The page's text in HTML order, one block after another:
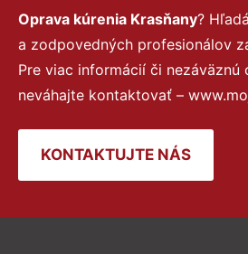
Oprava kúrenia Krasňany?
a zodpovedných profesionálov
Pre viac informácií či nezáväznú
neváhajte kontaktovať –
KONTAKTUJTE NÁS